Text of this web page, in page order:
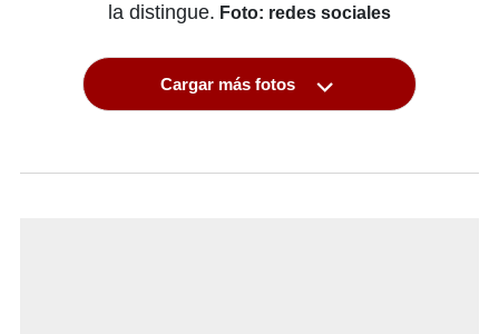
la distingue. Foto: redes sociales
Cargar más fotos